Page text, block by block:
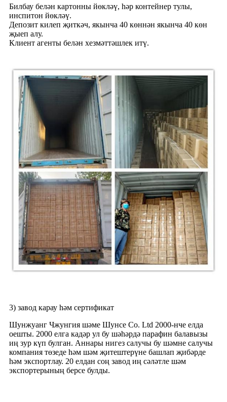
Билбау белән картонны йөкләү, һәр контейнер тулы,
инспитон йөкләү.
Депозит килеп җиткәч, якынча 40 көннән якынча 40 көн
җыеп алу.
Клиент агенты белән хезмәттәшлек итү.
3) завод карау һәм сертификат
Шунжуанг Чжунгия шәме Шунсе Co. Ltd 2000-нче елда
оешты. 2000 елга кадәр ул бу шәһәрдә парафин балавызы
иң зур күп булган. Аннары нигез салучы бу шәмне салучы
компания төзеде һәм шәм җитештерүне башлап җибәрде
һәм экспортлау. 20 елдан соң завод иң сәләтле шәм
экспортерының берсе булды.